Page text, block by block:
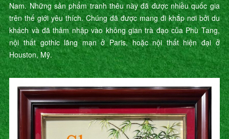
Nam. Những sản phẩm tranh thêu này đã được nhiều quốc gia
trên thế giới yêu thích. Chúng đã được mang đi khắp nơi bởi du
khách và đã thâm nhập vào không gian trà đạo của Phù Tang,
nội thất gothic lãng mạn ở Paris, hoặc nội thất hiện đại ở
Houston, Mỹ.